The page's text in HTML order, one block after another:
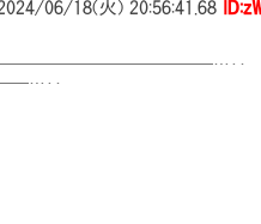
06/18(火) 20:56:41.68